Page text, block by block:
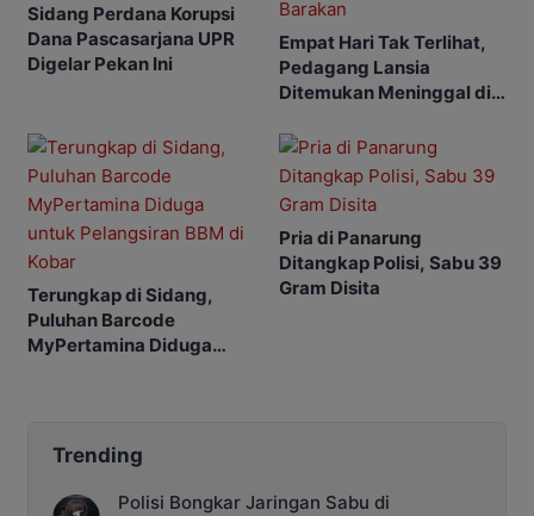
Sidang Perdana Korupsi
Dana Pascasarjana UPR
Digelar Pekan Ini
Empat Hari Tak Terlihat,
Pedagang Lansia
Ditemukan Meninggal di
Terungkap di Sidang,
Puluhan Barcode
MyPertamina Diduga
Pria di Panarung
Ditangkap Polisi, Sabu 39
Gram Disita
Trending
Polisi Bongkar Jaringan Sabu di